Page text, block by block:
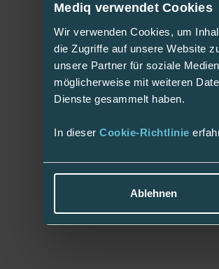
Mediq verwendet Cookies
Wir verwenden Cookies, um
die Zugriffe auf unsere Website
unsere Partner für soziale
möglicherweise mit weiteren
Dienste gesammelt haben.
In dieser Cookie-Richtlinie
Ablehnen